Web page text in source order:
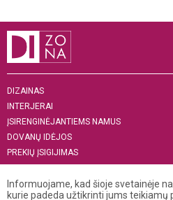
DIZAINAS
INTERJERAI
ĮSIRENGINĖJANTIEMS NAMUS
DOVANŲ IDĖJOS
PREKIŲ ĮSIGIJIMAS
„MENAS INTERJERUI 2019“
Informuojame, kad šioje svetainėje
kurie padeda užtikrinti jums teikiamų